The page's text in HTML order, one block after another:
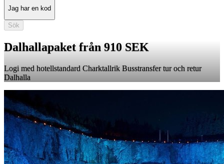
Jag har en kod
Sök
Dalhallapaket från 910 SEK
Logi med hotellstandard Charktallrik Busstransfer tur och retur
Dalhalla